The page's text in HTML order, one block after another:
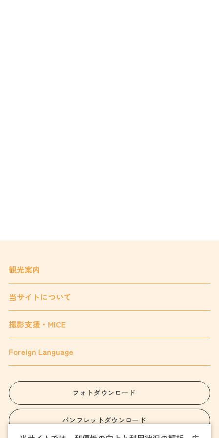
観光案内
当サイトについて
撮影支援・MICE
Foreign Language
フォトダウンロード
パンフレットダウンロード